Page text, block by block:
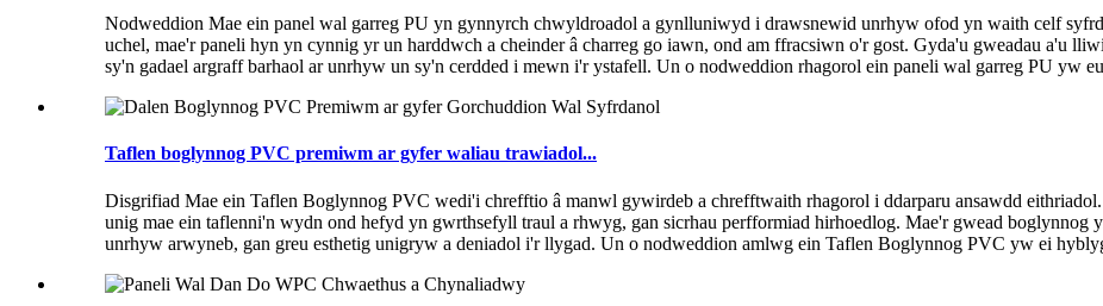
Nodweddion Mae ein panel wal garreg PU yn gynnyrch chwyldroadol a gynlluniwyd i drawsnewid unrhyw ofod yn waith celf
uchel, mae'r paneli hyn yn cynnig yr un harddwch a cheinder â charreg go iawn, ond am ffracsiwn o'r gost. Gyda'u gweadau a'u
sy'n gadael argraff barhaol ar unrhyw un sy'n cerdded i mewn i'r ystafell. Un o nodweddion rhagorol ein paneli wal garreg PU yw
Taflen boglynnog PVC premiwm ar gyfer waliau trawiadol...
Disgrifiad Mae ein Taflen Boglynnog PVC wedi'i chrefftio â manwl gywirdeb a chrefftwaith rhagorol i ddarparu ansawdd
unig mae ein taflenni'n wydn ond hefyd yn gwrthsefyll traul a rhwyg, gan sicrhau perfformiad hirhoedlog. Mae'r gwead boglynnog
unrhyw arwyneb, gan greu esthetig unigryw a deniadol i'r llygad. Un o nodweddion amlwg ein Taflen Boglynnog PVC yw ei